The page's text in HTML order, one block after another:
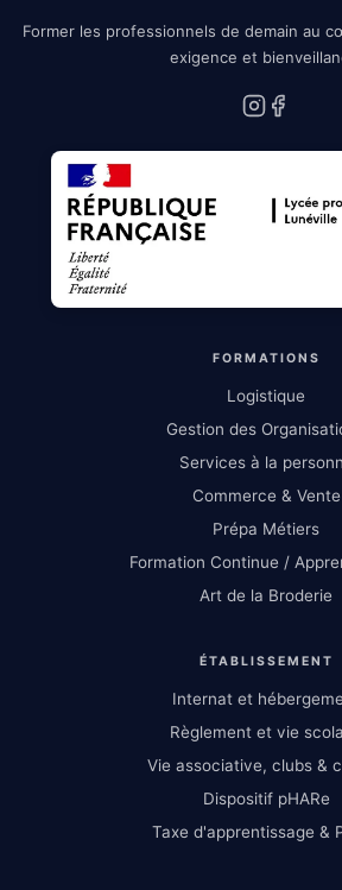
Former les professionnels de demain au
exigence et
Instagram
FORMATIONS
Logistique
Gestion des
Services à la
Commerce & Vente
Prépa Métiers
Formation Continue /
Art de la Broderie
ÉTABLISSEMENT
Internat et
Règlement et vie
Vie associative, clubs &
Dispositif pHARe
Taxe d'apprentissage &